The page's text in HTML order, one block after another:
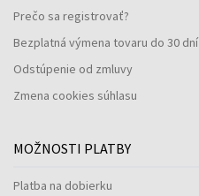
Prečo sa registrovať?
Bezplatná výmena tovaru do 30 dní
Odstúpenie od zmluvy
Zmena cookies súhlasu
MOŽNOSTI PLATBY
Platba na dobierku